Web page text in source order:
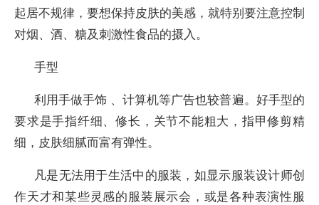
起居不规律，要想保持皮肤的美感，就特别要注意控制
对烟、酒、糖及刺激性食品的摄入。
手型
利用手做手饰 、计算机等广告也较普遍。好手型的
要求是手指纤细、修长，关节不能粗大，指甲修剪精
细，皮肤细腻而富有弹性。
凡是无法用于生活中的服装，如显示服装设计师创
作天才和某些灵感的服装展示会，或是各种表演性服